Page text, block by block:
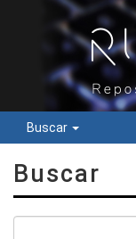
Buscar
Buscar